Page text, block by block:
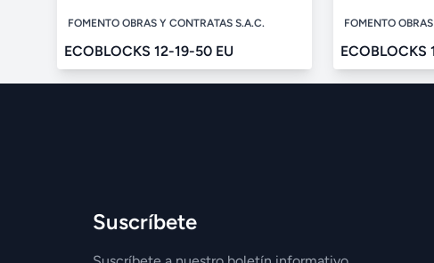
FOMENTO OBRAS Y CONTRATAS S.A.C.
ECOBLOCKS 12-19-50 EU
FOMENTO
ECOBLOCKS
Suscríbete